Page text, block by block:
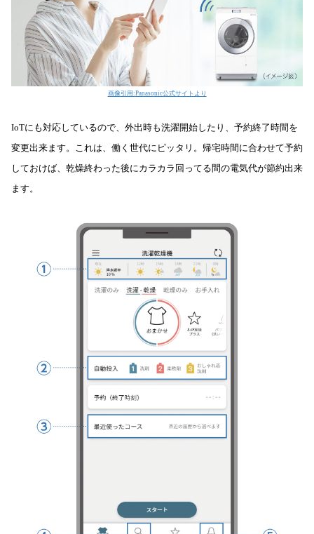
画像引用:Panasonic公式サイトより
IoTにも対応しているので、外出時も洗濯開始したり、予約終了時間を
変更出来ます。これは、働く世代にピッタリ。帰宅時間に合わせて予約
しておけば、乾燥終わった後にカラカラ回ってる間の電気代が節約出来
ます。